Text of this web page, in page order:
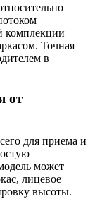
комплекции
Точная
в
от
для приема и
может
лицевое
высоты.